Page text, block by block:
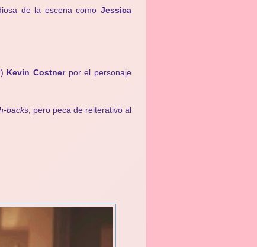
de la escena como Jessica
Kevin Costnerpor el personaje
backs , pero peca de reiterativo al